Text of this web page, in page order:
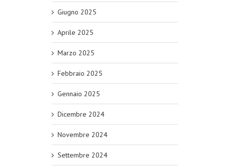
Giugno 2025
Aprile 2025
Marzo 2025
Febbraio 2025
Gennaio 2025
Dicembre 2024
Novembre 2024
Settembre 2024